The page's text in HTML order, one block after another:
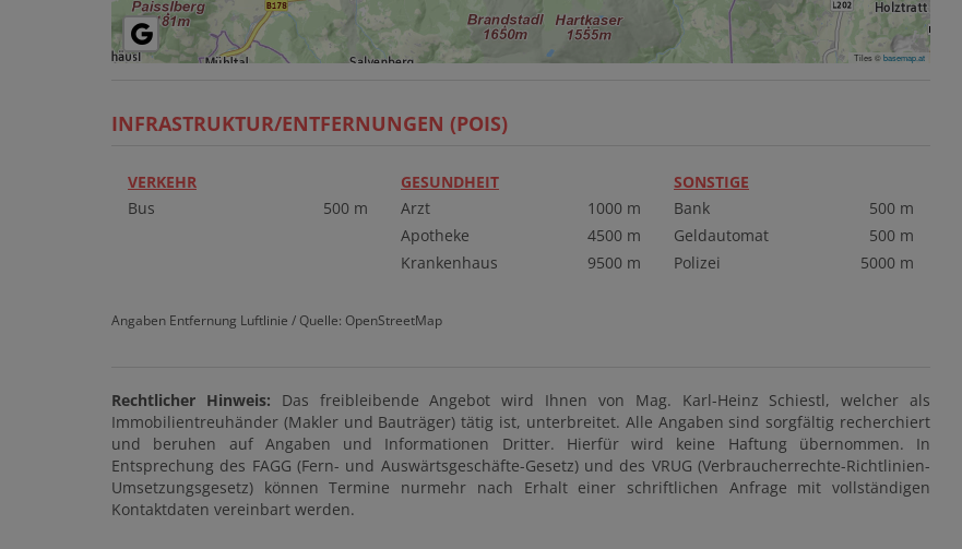
Tiles ©basemap.at
INFRASTRUKTUR/ENTFERNUNGEN (POIS)
VERKEHR
Bus
500 m
GESUNDHEIT
Arzt
1000 m
Apotheke
4500 m
Krankenhaus
9500 m
SONSTIGE
Bank
500 m
Geldautomat
500 m
Polizei
5000 m
Angaben Entfernung Luftlinie / Quelle: OpenStreetMap
Rechtlicher Hinweis: Das freibleibende Angebot wird Ihnen von Mag. Karl-Heinz Schiestl, welcher als
Immobilientreuhänder (Makler und Bauträger) tätig ist, unterbreitet. Alle Angaben sind sorgfältig recherchiert
und beruhen auf Angaben und Informationen Dritter. Hierfür wird keine Haftung übernommen. In
Entsprechung des FAGG (Fern- und Auswärtsgeschäfte-Gesetz) und des VRUG (Verbraucherrechte-Richtlinien-
Umsetzungsgesetz) können Termine nurmehr nach Erhalt einer schriftlichen Anfrage mit vollständigen
Kontaktdaten vereinbart werden.